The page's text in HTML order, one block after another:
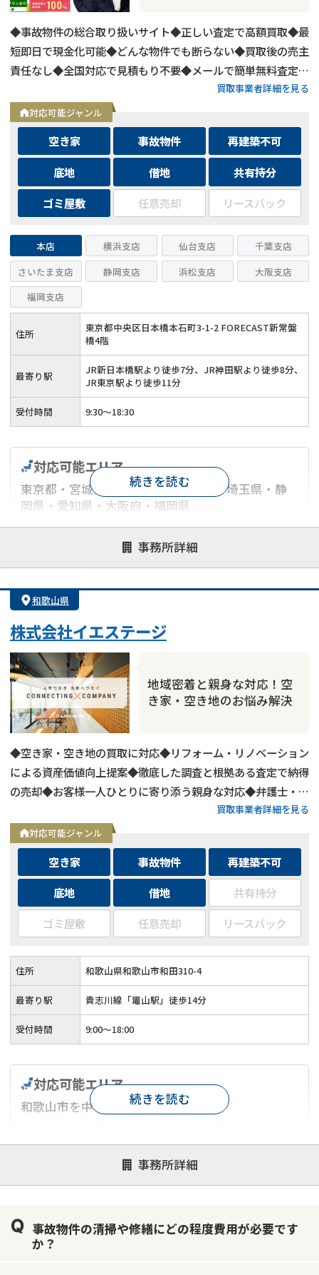
◆事故物件の総合取り扱いサイト◆正しい査定で高額買取◆最
短即日で現金化可能◆どんな物件でも断らない◆買取後の売主
責任なし◆全国対応で見積もり不要◆メールで簡単無料査定依
買取事業者詳細を見る
対応可能ジャンル
空き家 事故物件
再建築不可
底地
借地
共有持分
ゴミ屋敷
任意売却 リースバック
本店 横浜支店 仙台支店
千葉支店
さいたま支店
静岡支店 浜松支店
大阪支店
福岡支店
住所
東京都中央区日本橋本石町3-1-2 FORECAST新常盤
橋4階
最寄り駅
JR新日本橋駅より徒歩7分、JR神田駅より徒歩8分、
JR東京駅より徒歩11分
受付時間 9:30～18:30
事務所詳細
対応可能エリア
東京都・宮城県・神奈川県・千葉県・埼玉県・静
岡県・愛知県・大阪府・福岡県
オンライン面談可能
決済までが早い
1億円以上の買取可
業歴10年以上
業者案件歓迎
士業連携有り
続きを読む
和歌山県
株式会社イエステージ
地域密着と親身な対応！空
き家・空き地のお悩み解決
◆空き家・空き地の買取に対応◆リフォーム・リノベーション
による資産価値向上提案◆徹底した調査と根拠ある査定で納得
の売却◆お客様一人ひとりに寄り添う親身な対応◆弁護士・税
理士など士業ネットワークによる総合サポート買取事業者詳細を見る
対応可能ジャンル
空き家 事故物件
再建築不可
底地
借地
共有持分
ゴミ屋敷
任意売却 リースバック
住所 和歌山県和歌山市和田310-4
最寄り駅 貴志川線「竈山駅」徒歩14分
受付時間 9:00～18:00
事務所詳細
対応可能エリア
和歌山市を中心としたエリア
対応が親身 オンライン面談可能
レスポンスが早い
1億円以上の買取可
続きを読む
事故物件の清掃や修繕にどの程度費用が必要です
か？